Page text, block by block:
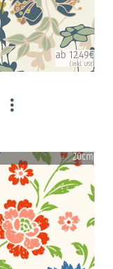
ab 12.49€
(inkl. USt)
20cm